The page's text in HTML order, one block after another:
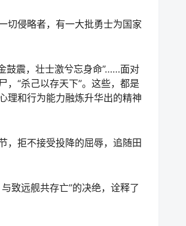
切侵略者，有一大批勇士为国家
鼓震，壮士激兮忘身命”……面对
，“杀己以存天下”。这些，都是
和行为能力融炼升华出的精神
拒不接受投降的屈辱，追随田
致远舰共存亡”的决绝，诠释了